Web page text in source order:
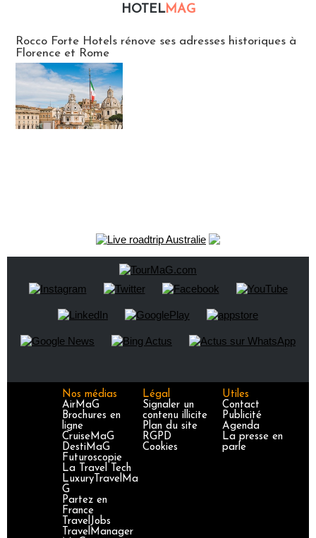
HOTELMAG
Rocco Forte Hotels rénove ses adresses historiques à
Florence et Rome
Nos médias
AirMaG
Brochures en
ligne
CruiseMaG
DestiMaG
Futuroscopie
La Travel Tech
LuxuryTravelMa
G
Partez en
France
TravelJobs
TravelManager
Légal
Signaler un
contenu illicite
Plan du site
RGPD
Cookies
Utiles
Contact
Publicité
Agenda
La presse en
parle